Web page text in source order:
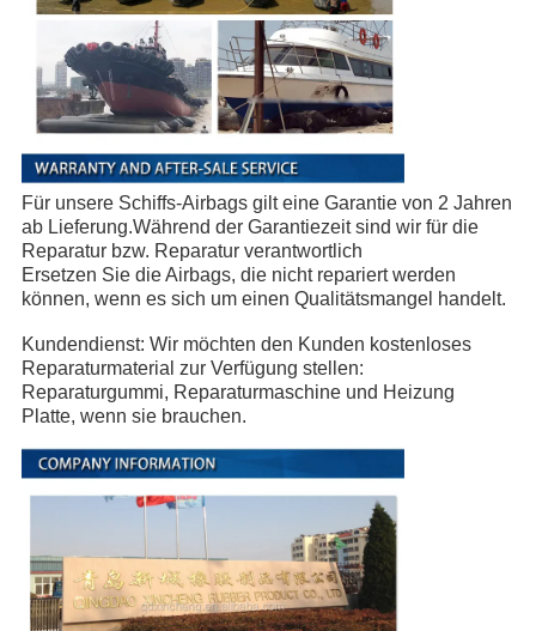
Für unsere Schiffs-Airbags gilt eine Garantie von 2 Jahren
ab Lieferung.Während der Garantiezeit sind wir für die
Reparatur bzw. Reparatur verantwortlich
Ersetzen Sie die Airbags, die nicht repariert werden
können, wenn es sich um einen Qualitätsmangel handelt.
Kundendienst: Wir möchten den Kunden kostenloses
Reparaturmaterial zur Verfügung stellen:
Reparaturgummi, Reparaturmaschine und Heizung
Platte, wenn sie brauchen.